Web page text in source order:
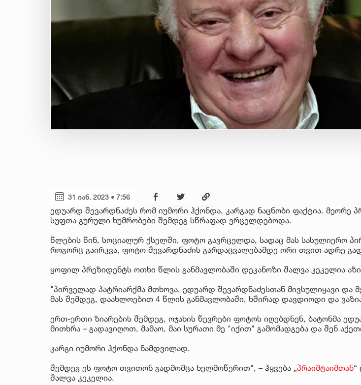
31 იან. 2023 • 7:56
ედუარდ შევარდნაძეს რომ იუმორი ჰქონდა, კარგად ნაცნობი ფაქტია. მეორე
სუფთა გურული ხუმრობები შემდეგ სწრაფად ვრცელდებოდა.
წლების წინ, სოციალურ ქსელში, ფოტო გავრცელდა, სადაც მას სასულიერო
როგორც გაირკვა, ფოტო შევარდნაძის გარდაცვალებამდე ორი თვით ადრე
ყოფილ პრეზიდენტს ოთხი წლის განმავლობაში დეკანოზი შალვა კეკელია
"პირველად პატრიარქმა მთხოვა, ედუარდ შევარდნაძესთან მივსულიყავი და
მას შემდეგ, დაახლოებით 4 წლის განმავლობაში, ხშირად დავდიოდი და
ერთ-ერთი ზიარების შემდეგ, ოჯახის წევრები ფოტოს იღებდნენ, ბატონმა
მითხრა – გადავიღოთ, მამაო, მაი სურათი მე "იქით" გამომადგება და შენ
კარგი იუმორი ჰქონდა ნამდვილად.
შემდეგ ეს ფოტო თვითონ გადმომცა ხელმოწერით", – ჰყვება „პრაიმტაიმთან“
შალვა კეკელია.